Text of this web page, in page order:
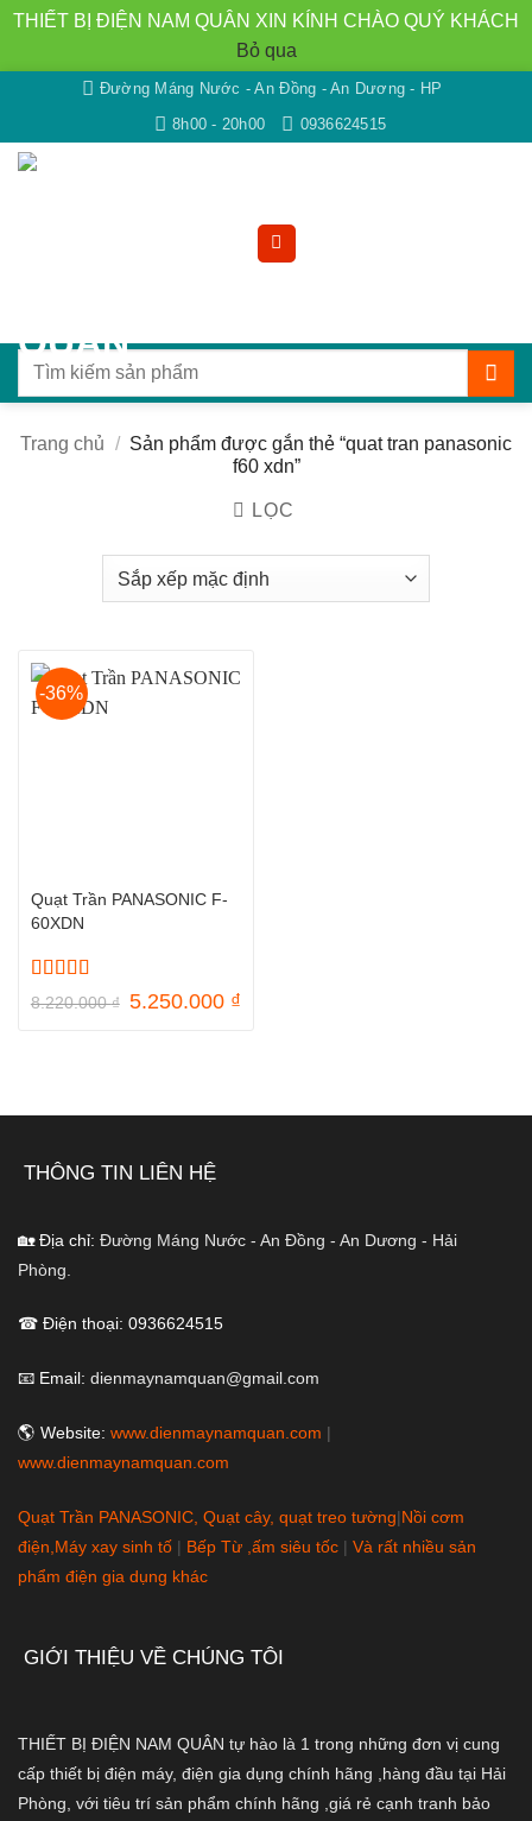
THIẾT BỊ ĐIỆN NAM QUÂN XIN KÍNH CHÀO QUÝ KHÁCH
Bỏ qua
nội
dung
Đường Máng Nước - An Đồng - An Dương - HP
8h00 - 20h00
0936624515
Tìm
Trang chủ / Sản phẩm được gắn thẻ “quat tran panasonic
f60 xdn”
LỌC
-36%
Quạt Trần PANASONIC F-
60XDN
Được xếp
hạng55 sao
8.220.000₫ Giá
5.250.000 ₫Giá
THÔNG TIN LIÊN HỆ
🏡 Địa chỉ: Đường Máng Nước - An Đồng - An Dương - Hải
Phòng.
☎ Điện thoại: 0936624515
📧 Email: dienmaynamquan@gmail.com
🌎 Website: www.dienmaynamquan.com |
www.dienmaynamquan.com
Quạt Trần PANASONIC, Quạt cây, quạt treo tường|Nồi cơm
điện,Máy xay sinh tố | Bếp Từ ,ấm siêu tốc | Và rất nhiều sản
phẩm điện gia dụng khác
GIỚI THIỆU VỀ CHÚNG TÔI
THIẾT BỊ ĐIỆN NAM QUÂN tự hào là 1 trong những đơn vị cung
cấp thiết bị điện máy, điện gia dụng chính hãng ,hàng đầu tại Hải
Phòng, với tiêu trí sản phẩm chính hãng ,giá rẻ cạnh tranh bảo